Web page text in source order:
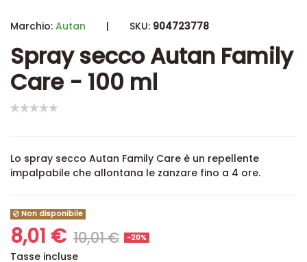
Marchio: Autan | SKU: 904723778
Spray secco Autan Family
Care - 100 ml
Lo spray secco Autan Family Care è un repellente
impalpabile che allontana le zanzare fino a 4 ore.
Non disponibile
8,01 € 10,01 € -20%
Tasse incluse